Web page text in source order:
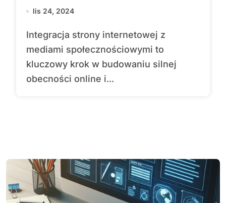
lis 24, 2024
Integracja strony internetowej z
mediami społecznościowymi to
kluczowy krok w budowaniu silnej
obecności online i...